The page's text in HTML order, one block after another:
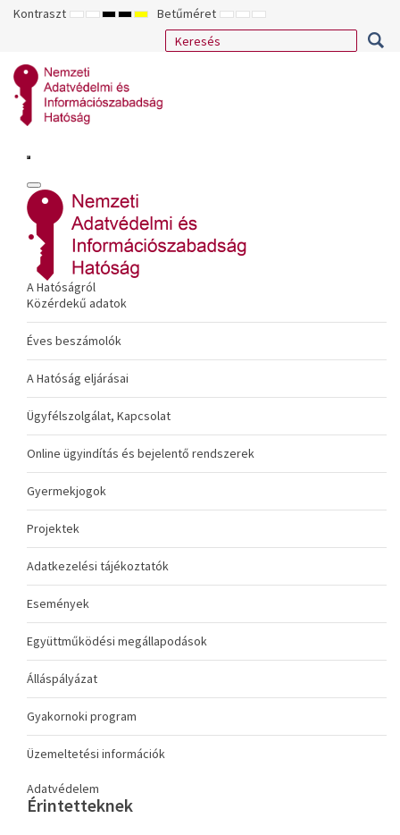
Kontraszt ALAPÉRTELMEZETT
ÉJSZAKAI
NAGY
KONTRASZTÚ
NAGY
KONTRASZTÚ
NAGY
KONTRASZTÚ
SÁRGA
FEKETE
Betűméret KISEBB
BETŰTÍPUS
ALAPÉRTELMEZETT
BETŰMÉRET
NAGYOBB
BETŰMÉRET
A Hatóságról
Közérdekű adatok
Éves beszámolók
A Hatóság eljárásai
Ügyfélszolgálat, Kapcsolat
Online ügyindítás és bejelentő rendszerek
Gyermekjogok
Projektek
Adatkezelési tájékoztatók
Események
Együttműködési megállapodások
Álláspályázat
Gyakornoki program
Üzemeltetési információk
Adatvédelem
Érintetteknek